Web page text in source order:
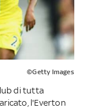
©Getty Images
di tutta
l'Everton